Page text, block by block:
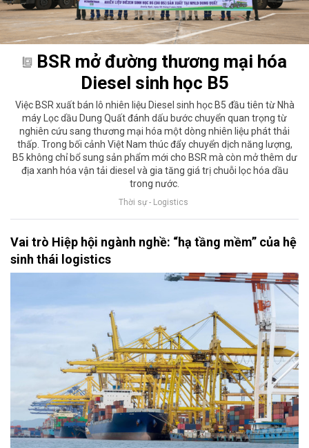
BSR mở đường thương mại hóa
Diesel sinh học B5
Việc BSR xuất bán lô nhiên liệu Diesel sinh học B5 đầu tiên từ Nhà
máy Lọc dầu Dung Quất đánh dấu bước chuyển quan trọng từ
nghiên cứu sang thương mại hóa một dòng nhiên liệu phát thải
thấp. Trong bối cảnh Việt Nam thúc đẩy chuyển dịch năng lượng,
B5 không chỉ bổ sung sản phẩm mới cho BSR mà còn mở thêm dư
địa xanh hóa vận tải diesel và gia tăng giá trị chuỗi lọc hóa dầu
trong nước.
Thời sự - Logistics
Vai trò Hiệp hội ngành nghề: “hạ tầng mềm” của hệ
sinh thái logistics